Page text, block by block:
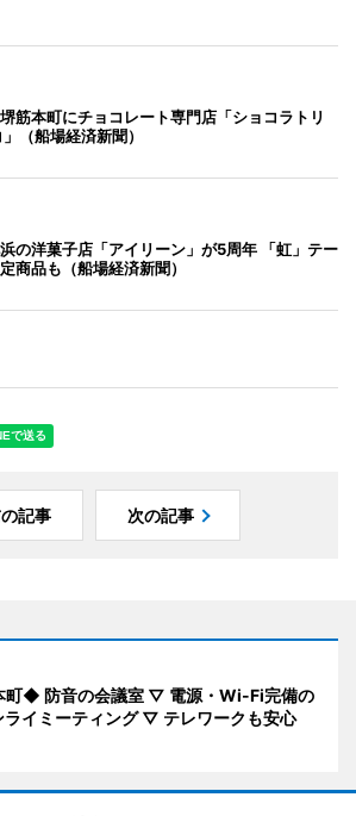
筋本町にチョコレート専門店「ショコラトリ
（船場経済新聞）
の洋菓子店「アイリーン」が5周年 「虹」テー
商品も（船場経済新聞）
記事 次の記事
◆ 防音の会議室 ▽ 電源・Wi-Fi完備の
ライミーティング ▽ テレワークも安心